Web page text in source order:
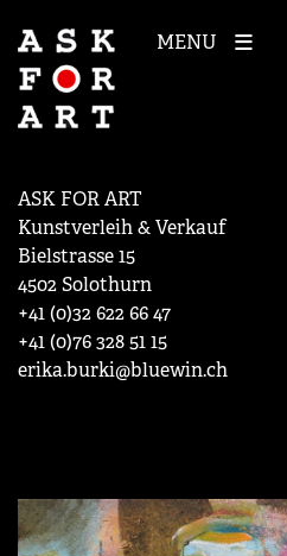
MENU
ASK FOR ART
Kunstverleih & Verkauf
Bielstrasse 15
4502 Solothurn
+41 (0)32 622 66 47
+41 (0)76 328 51 15
erika.burki@bluewin.ch